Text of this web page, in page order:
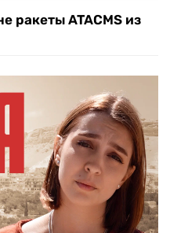
ракеты ATACMS из